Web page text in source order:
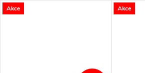
Akce Akce